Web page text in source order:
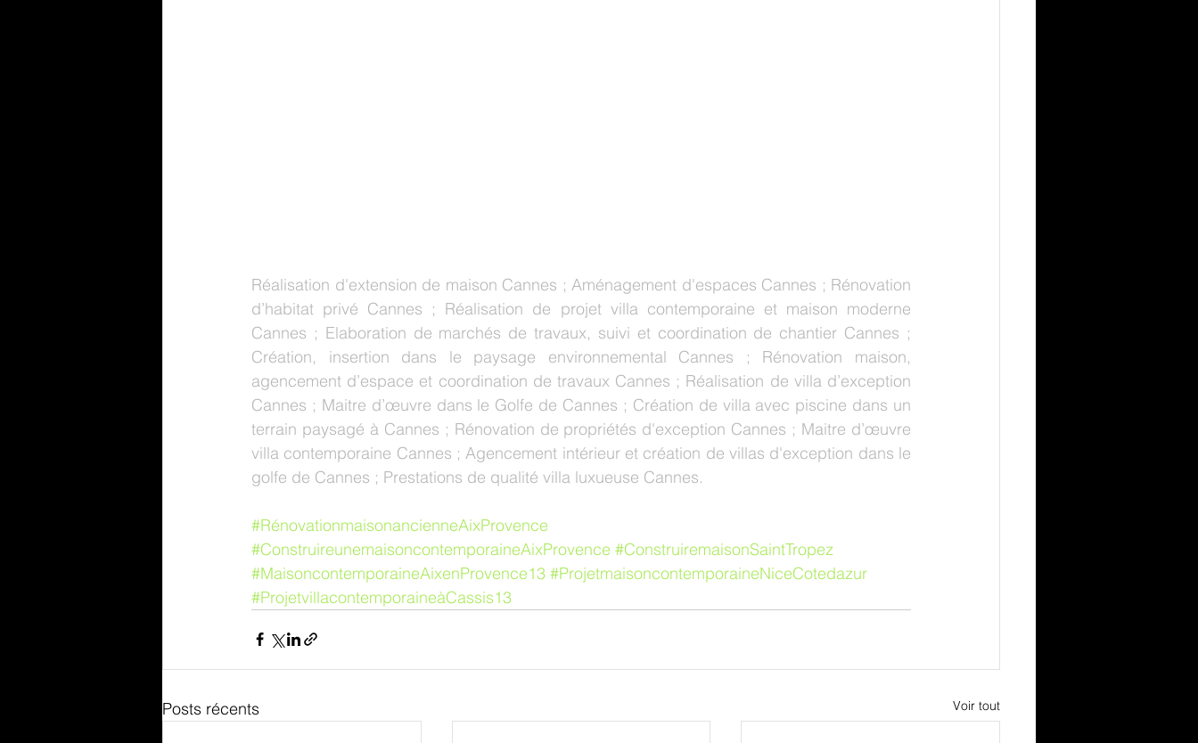
Réalisation d'extension de maison Cannes ; Aménagement d'espaces Cannes ; Rénovation
d’habitat privé Cannes ; Réalisation de projet villa contemporaine et maison moderne
Cannes ; Elaboration de marchés de travaux, suivi et coordination de chantier Cannes ;
Création, insertion dans le paysage environnemental Cannes ; Rénovation maison,
agencement d’espace et coordination de travaux Cannes ; Réalisation de villa d’exception
Cannes ; Maitre d’œuvre dans le Golfe de Cannes ; Création de villa avec piscine dans un
terrain paysagé à Cannes ; Rénovation de propriétés d'exception Cannes ; Maitre d’œuvre
villa contemporaine Cannes ; Agencement intérieur et création de villas d'exception dans le
golfe de Cannes ; Prestations de qualité villa luxueuse Cannes.
#RénovationmaisonancienneAixProvence
#ConstruireunemaisoncontemporaineAixProvence #ConstruiremaisonSaintTropez
#MaisoncontemporaineAixenProvence13 #ProjetmaisoncontemporaineNiceCotedazur
#ProjetvillacontemporaineàCassis13
Posts récents Voir tout